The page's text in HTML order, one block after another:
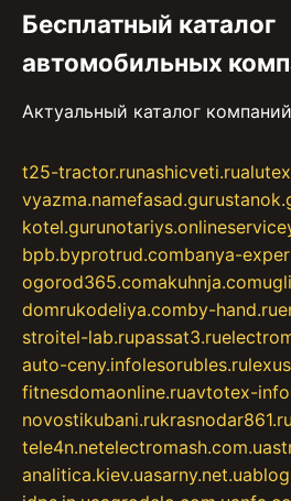
Бесплатный каталог
автомобильных
Актуальный каталог
t25-tractor.runashicveti.ru
vyazma.namefasad.guru
kotel.gurunotariys.online
bpb.byprotrud.combanya-
ogorod365.comakuhnja.com
domrukodeliya.comby-hand.ru
stroitel-lab.rupassat3.ru
auto-ceny.infolesorubles.ru
fitnesdomaonline.ruavtotex-
novostikubani.rukrasnodar861.ru
tele4n.netelectromash.com.ua
analitica.kiev.uasarny.net.ua